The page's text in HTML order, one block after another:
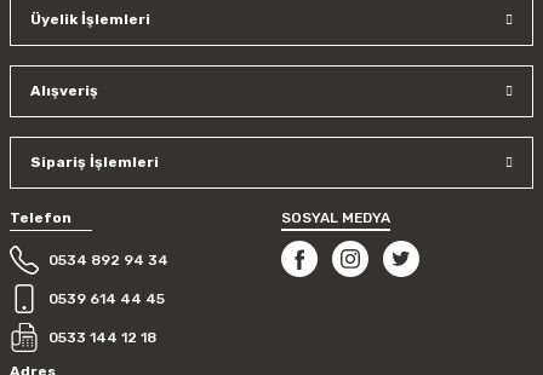
Ürün bilgilerinde hatalar bulunuyor.
Bu ürüne benzer farklı alternatifler olmalı.
Gönder
Üyelik İşlemleri
Alışveriş
Sipariş İşlemleri
Telefon
0534 892 94 34
0539 614 44 45
0533 144 12 18
SOSYAL MEDYA
Adres